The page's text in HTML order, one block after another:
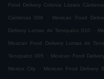
Food Delivery Colonia Lázaro
Cárdenas 008 . Mexican Food
Delivery Lomas de Tenopalco 010 .
Mexican Food Delivery Lomas de
Tenopalco 005 . Mexican Food
Mexico City . Mexican Food Delivery